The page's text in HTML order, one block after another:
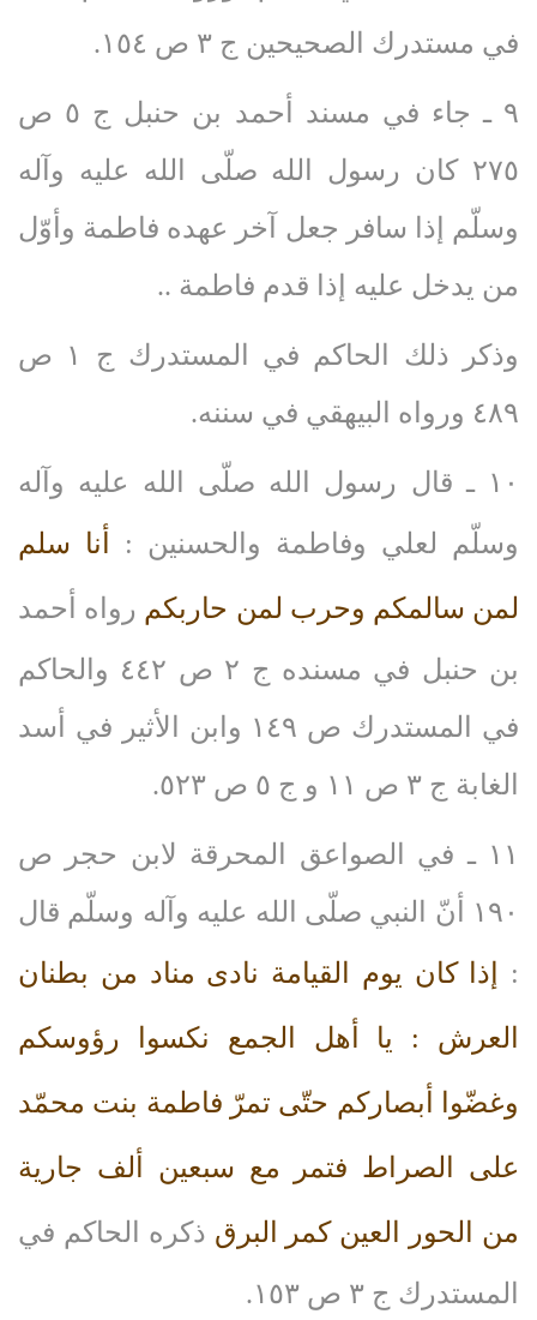
في مستدرك الصحيحين ج ٣ ص ١٥٤.
٩ ـ جاء في مسند أحمد بن حنبل ج ٥ ص
٢٧٥ كان رسول الله صلّى‌ الله‌ عليه‌ وآله‌
وسلّم إذا سافر جعل آخر عهده فاطمة وأوّل
من يدخل عليه إذا قدم فاطمة ..
وذكر ذلك الحاكم في المستدرك ج ١ ص
٤٨٩ ورواه البيهقي في سننه.
١٠ ـ قال رسول الله صلّى‌ الله‌ عليه‌ وآله‌
وسلّم لعلي وفاطمة والحسنين :
أنا سلم
لمن سالمكم وحرب لمن حاربكم رواه أحمد
بن حنبل في مسنده ج ٢ ص ٤٤٢ والحاكم
في المستدرك ص ١٤٩ وابن الأثير في أسد
الغابة ج ٣ ص ١١ و ج ٥ ص ٥٢٣.
١١ ـ في الصواعق المحرقة لابن حجر ص
١٩٠ أنّ النبي صلّى‌ الله‌ عليه‌ وآله‌ وسلّم قال
:
إذا كان يوم القيامة نادى مناد من بطنان
العرش : يا أهل الجمع نكسوا رؤوسكم
وغضّوا أبصاركم حتّى تمرّ فاطمة بنت محمّد
على الصراط فتمر مع سبعين ألف جارية
من الحور العين كمر البرق ذكره الحاكم في
المستدرك ج ٣ ص ١٥٣.